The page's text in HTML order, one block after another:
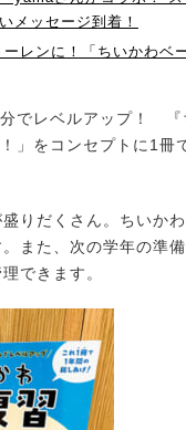
メッセージ到着！
レンに！「ちいかわベ
でレベルアップ！ 『
」をコンセプトに1冊
りだくさん。ちいか
また、次の学年の準
できます。